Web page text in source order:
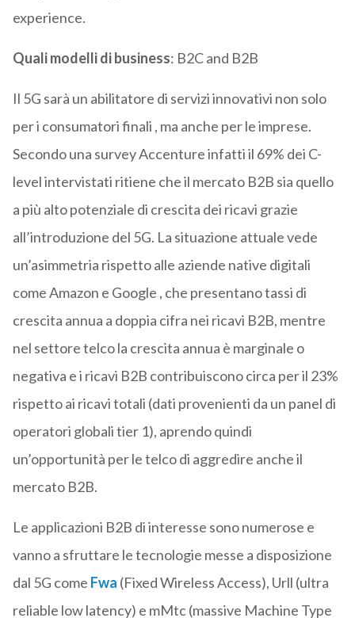
experience.
Quali modelli di business: B2C and B2B
Il 5G sarà un abilitatore di servizi innovativi non solo
per i consumatori finali , ma anche per le imprese.
Secondo una survey Accenture infatti il 69% dei C-
level intervistati ritiene che il mercato B2B sia quello
a più alto potenziale di crescita dei ricavi grazie
all’introduzione del 5G. La situazione attuale vede
un’asimmetria rispetto alle aziende native digitali
come Amazon e Google , che presentano tassi di
crescita annua a doppia cifra nei ricavi B2B, mentre
nel settore telco la crescita annua è marginale o
negativa e i ricavi B2B contribuiscono circa per il 23%
rispetto ai ricavi totali (dati provenienti da un panel di
operatori globali tier 1), aprendo quindi
un’opportunità per le telco di aggredire anche il
mercato B2B.
Le applicazioni B2B di interesse sono numerose e
vanno a sfruttare le tecnologie messe a disposizione
dal 5G come Fwa (Fixed Wireless Access), Urll (ultra
reliable low latency) e mMtc (massive Machine Type